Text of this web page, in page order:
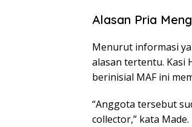
Alasan Pria
Menurut informasi
alasan tertentu. Kasi
berinisial MAF ini
“Anggota tersebut
collector,” kata